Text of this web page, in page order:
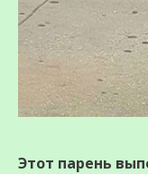
Этот парень